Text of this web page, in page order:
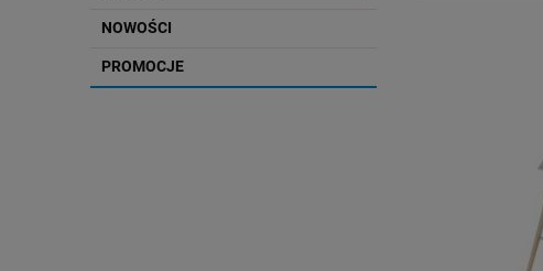
NOWOŚCI
PROMOCJE